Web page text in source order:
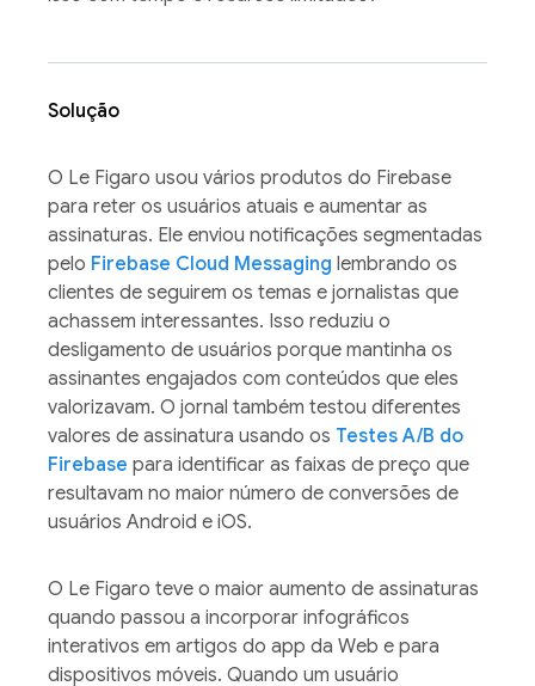
Solução
O Le Figaro usou vários produtos do Firebase
para reter os usuários atuais e aumentar as
assinaturas. Ele enviou notificações segmentadas
pelo Firebase Cloud Messaging lembrando os
clientes de seguirem os temas e jornalistas que
achassem interessantes. Isso reduziu o
desligamento de usuários porque mantinha os
assinantes engajados com conteúdos que eles
valorizavam. O jornal também testou diferentes
valores de assinatura usando os Testes A/B do
Firebase para identificar as faixas de preço que
resultavam no maior número de conversões de
usuários Android e iOS.
O Le Figaro teve o maior aumento de assinaturas
quando passou a incorporar infográficos
interativos em artigos do app da Web e para
dispositivos móveis. Quando um usuário